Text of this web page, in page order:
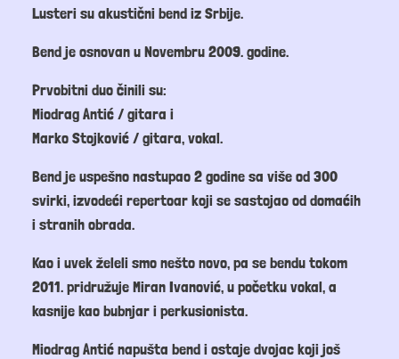
Lusteri su akustični bend iz Srbije.
Bend je osnovan u Novembru 2009. godine.
Prvobitni duo činili su:
Miodrag Antić / gitara i
Marko Stojković / gitara, vokal.
Bend je uspešno nastupao 2 godine sa više od 300
svirki, izvodeći repertoar koji se sastojao od domaćih
i stranih obrada.
Kao i uvek želeli smo nešto novo, pa se bendu tokom
2011. pridružuje Miran Ivanović, u početku vokal, a
kasnije kao bubnjar i perkusionista.
Miodrag Antić napušta bend i ostaje dvojac koji još